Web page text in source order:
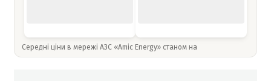
Середні ціни в мережі АЗС «Amic Energy» станом на